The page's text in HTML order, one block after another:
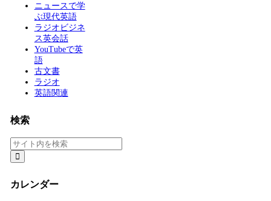
ニュースで学
ぶ現代英語
ラジオビジネ
ス英会話
YouTubeで英
語
古文書
ラジオ
英語関連
検索
カレンダー